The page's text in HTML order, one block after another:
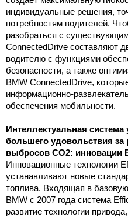
индивидуальные решения,
потребностям водителей.
разобраться с
ConnectedDrive составляют
водителю с функциями
безопасности, а также
BMW ConnectedDrive,
информационно-
обеспечения мобильности.
Интеллектуальная
большего удовольствия
выбросов СО2: инновации
Инновационные технологии
устанавливают новые
топлива. Входящая в
BMW с 2007 года система
развитие технологии